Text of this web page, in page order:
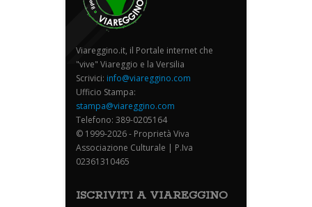
Viareggino.it, il Portale internet che
"vive" Viareggio e la Versilia
Scrivici: info@viareggino.com
Ufficio Stampa:
stampa@viareggino.com
Telefono: 389-0205164
© 1999-2026 - Proprietà Viva
Associazione Culturale | P.Iva
02361310465
ISCRIVITI A VIAREGGINO